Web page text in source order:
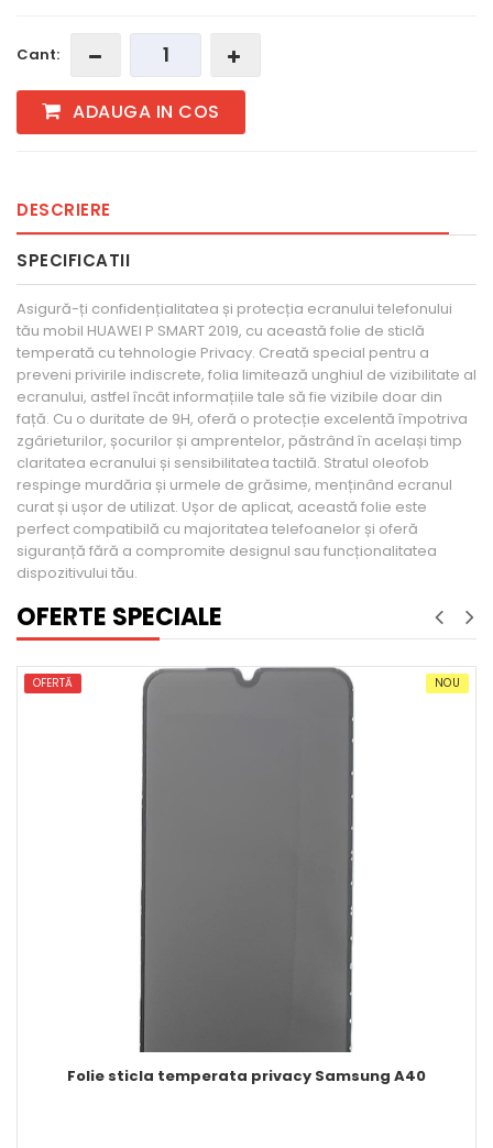
Cant:
ADAUGA IN COS
DESCRIERE
SPECIFICATII
Asigură-ți confidențialitatea și protecția ecranului telefonului
tău mobil HUAWEI P SMART 2019, cu această folie de sticlă
temperată cu tehnologie Privacy. Creată special pentru a
preveni privirile indiscrete, folia limitează unghiul de vizibilitate al
ecranului, astfel încât informațiile tale să fie vizibile doar din
față. Cu o duritate de 9H, oferă o protecție excelentă împotriva
zgârieturilor, șocurilor și amprentelor, păstrând în același timp
claritatea ecranului și sensibilitatea tactilă. Stratul oleofob
respinge murdăria și urmele de grăsime, menținând ecranul
curat și ușor de utilizat. Ușor de aplicat, această folie este
perfect compatibilă cu majoritatea telefoanelor și oferă
siguranță fără a compromite designul sau funcționalitatea
dispozitivului tău.
OFERTE SPECIALE
temperata privacy Samsung A40